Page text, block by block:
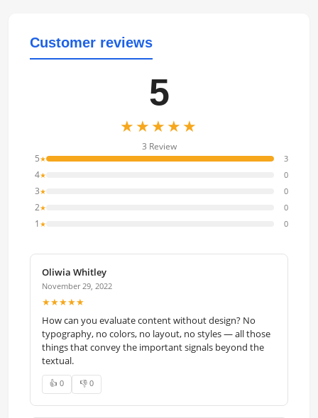
Customer reviews
5
★★★★★
3 Review
5★ 3
4★ 0
3★ 0
2★ 0
1 ★ 0
Oliwia Whitley
November 29, 2022
★★★★★
How can you evaluate content without design? No
typography, no colors, no layout, no styles — all those
things that convey the important signals beyond the
textual.
👍 0 👎 0